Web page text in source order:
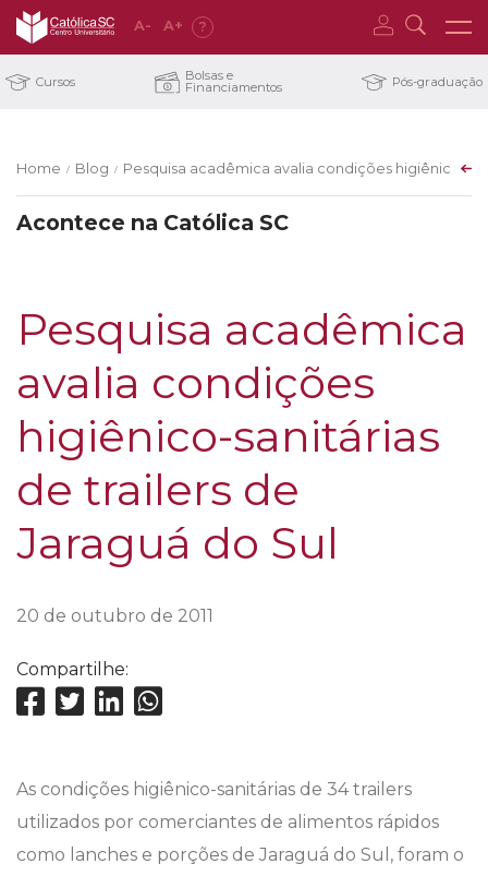
A- A+ ?
Cursos Bolsas e
Financiamentos Pós-graduação
Home / Blog / Pesquisa acadêmica avalia condições higiênico-
Acontece na Católica SC
Pesquisa acadêmica
avalia condições
higiênico-sanitárias
de trailers de
Jaraguá do Sul
20 de outubro de 2011
Compartilhe:
As condições higiênico-sanitárias de 34 trailers
utilizados por comerciantes de alimentos rápidos
como lanches e porções de Jaraguá do Sul, foram o